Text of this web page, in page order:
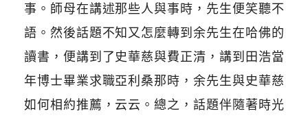
事。師母在講述那些人與事時，先生便笑聽不
語。然後話題不知又怎麼轉到余先生在哈佛的
讀書，便講到了史華慈與費正清，講到田浩當
年博士畢業求職亞利桑那時，余先生與史華慈
如何相約推薦，云云。總之，話題伴隨著時光